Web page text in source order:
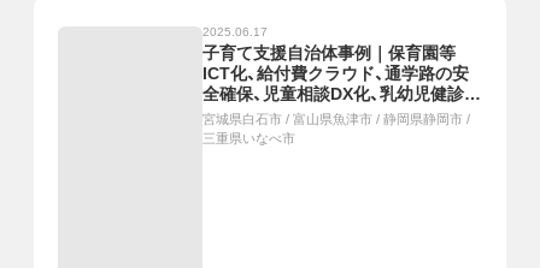
2025.06.17
子育て支援自治体事例｜保育園等
ICT化、給付費クラウド、通学路の安
全確保、児童相談DX化、乳幼児健診デ
ジタル化
宮城県白石市 / 富山県魚津市 / 静岡県静岡市 /
三重県いなべ市